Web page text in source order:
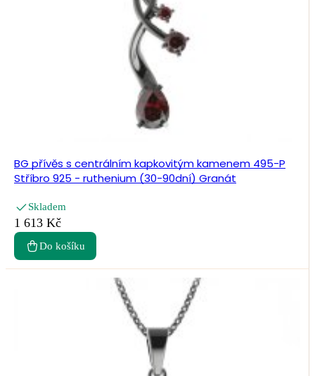
BG přívěs s centrálním kapkovitým kamenem 495-P
Stříbro 925 - ruthenium (30-90dní) Granát
Skladem
1 613 Kč
Do košíku